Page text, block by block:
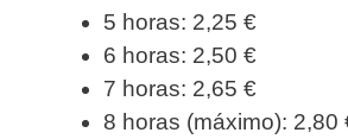
5 horas: 2,25 €
6 horas: 2,50 €
7 horas: 2,65 €
8 horas (máximo): 2,80